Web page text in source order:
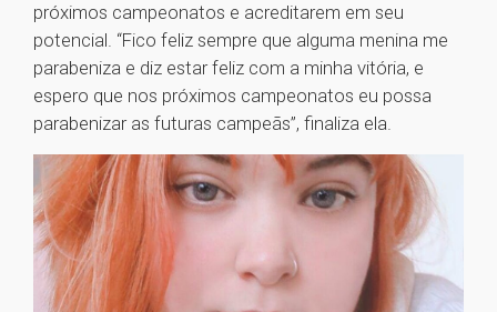
próximos campeonatos e acreditarem em seu
potencial. “Fico feliz sempre que alguma menina me
parabeniza e diz estar feliz com a minha vitória, e
espero que nos próximos campeonatos eu possa
parabenizar as futuras campeãs”, finaliza ela.